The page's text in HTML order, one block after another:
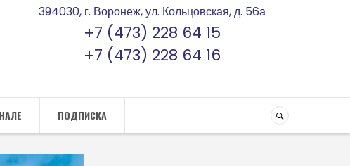
394030, г. Воронеж, ул. Кольцовская, д. 56а
+7 (473) 228 64 15
+7 (473) 228 64 16
ПОДПИСКА